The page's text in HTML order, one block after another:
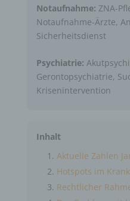
Notaufnahme: ZNA-
Notaufnahme-Ärzte,
Sicherheitsdienst
Psychiatrie:
Gerontopsychiatrie,
Krisenintervention
Inhalt
Aktuelle Zahlen
Hotspots im
Rechtlicher